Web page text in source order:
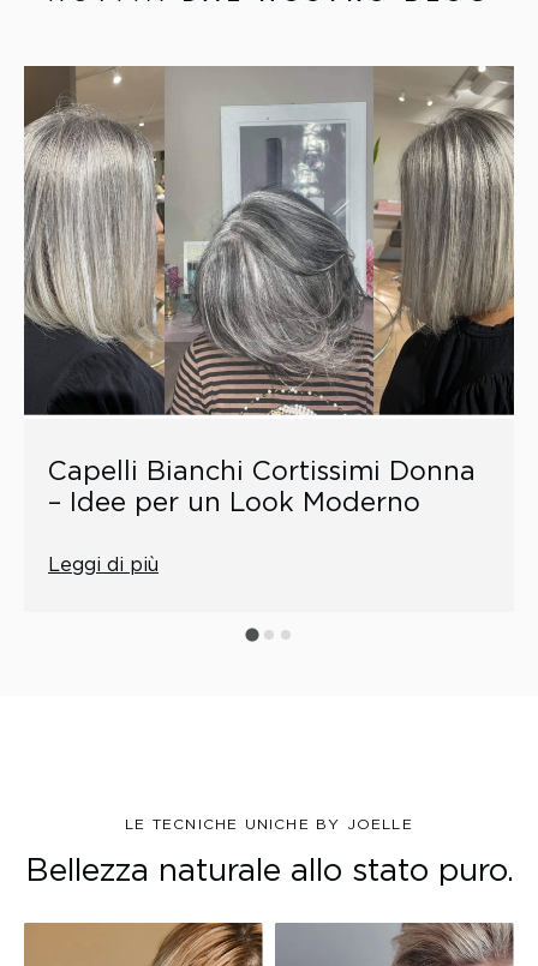
Capelli Bianchi Cortissimi Donna
– Idee per un Look Moderno
Leggi di più
LE TECNICHE UNICHE BY JOELLE
Bellezza naturale allo stato puro.